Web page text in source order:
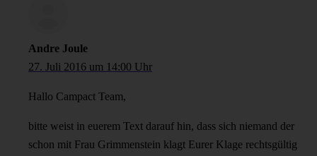
Andre Joule
27. Juli 2016 um 14:00 Uhr
Hallo Campact Team,
bitte weist in euerem Text darauf hin, dass sich niemand der
schon mit Frau Grimmenstein klagt Eurer Klage rechtsgültig